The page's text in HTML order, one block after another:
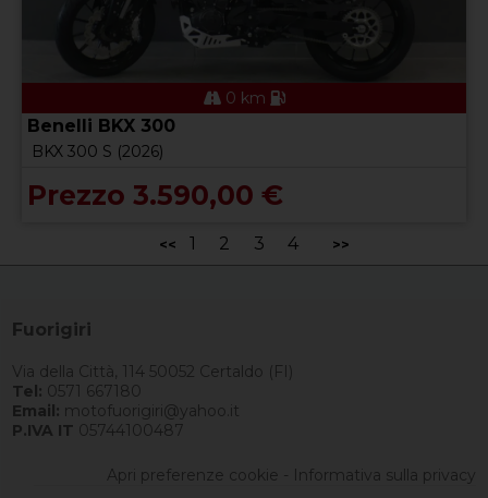
0 km
Benelli BKX 300
BKX 300 S (2026)
Prezzo 3.590,00 €
<< 1 2 3 4 >>
Fuorigiri
Via della Città, 114 50052 Certaldo (FI)
Tel: 0571 667180
Email: motofuorigiri@yahoo.it
P.IVA IT 05744100487
Apri preferenze cookie - Informativa sulla privacy